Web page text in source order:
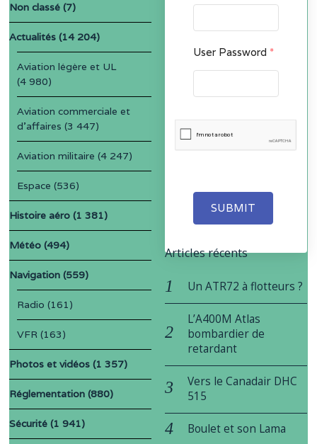
User Password *
SUBMIT
Non classé (7)
Actualités (14 204)
Aviation légère et UL
(4 980)
Aviation commerciale et
d'affaires (3 447)
Aviation militaire (4 247)
Espace (536)
Histoire aéro (1 381)
Météo (494)
Navigation (559)
Radio (161)
VFR (163)
Photos et vidéos (1 357)
Réglementation (880)
Sécurité (1 941)
Articles récents
Un ATR72 à flotteurs ?
L’A400M Atlas
bombardier de
retardant
Vers le Canadair DHC
515
Boulet et son Lama